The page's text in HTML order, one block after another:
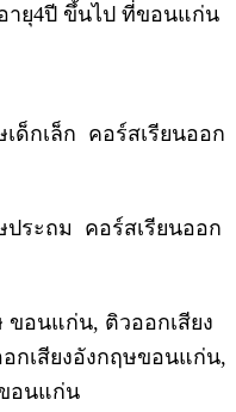
ายุ4ปี ขึ้นไป ที่ขอนแก่น
ด็กเล็ก คอร์สเรียนออก
ประถม คอร์สเรียนออก
ขอนแก่น, ติวออกเสียง
กเสียงอังกฤษขอนแก่น,
อนแก่น